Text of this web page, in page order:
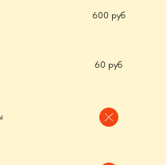
600 руб
60 руб